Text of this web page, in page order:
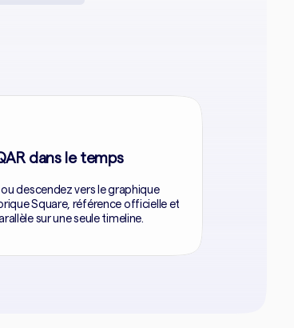
dans le temps
ou descendez vers le graphique
Square, référence officielle et
sur une seule timeline.